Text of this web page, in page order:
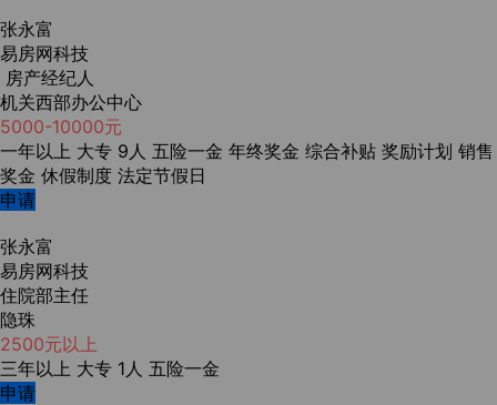
张永富
易房网科技
房产经纪人
机关西部办公中心
5000-10000元
一年以上 大专 9人 五险一金 年终奖金 综合补贴 奖励计划 销售
奖金 休假制度 法定节假日
申请
张永富
易房网科技
住院部主任
隐珠
2500元以上
三年以上 大专 1人 五险一金
申请